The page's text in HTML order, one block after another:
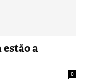
estão a
0